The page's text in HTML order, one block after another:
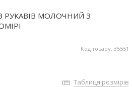
МОЛОЧНИЙ З
Код товару: 35551
Таблиця розмірів